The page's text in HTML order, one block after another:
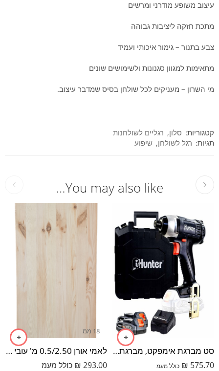
עיצוב משופע מודרני ומרשים
מתכת חזקה ליציבות גבוהה
צבע בתנור – גימור איכותי ועמיד
מתאימות למגוון סגנונות ולשימושים שונים
מי השרון – מעניקים לכל שולחן בסיס שמדבר עיצוב.
קטגוריות: סלון, רגליים לשולחנות
תגיות: רגל לשולחן, שיפוע
You may also like…
סט מברגת אימפקט, מברגת פוטר 12V עם זוג סוללות 1.5Ah ותיק בד
575.70
₪ כולל מעמ
18 ממ
לאמי אורן 0.5/2.50 מ' עובי 18 מ"מ
293.00
₪ כולל מעמ